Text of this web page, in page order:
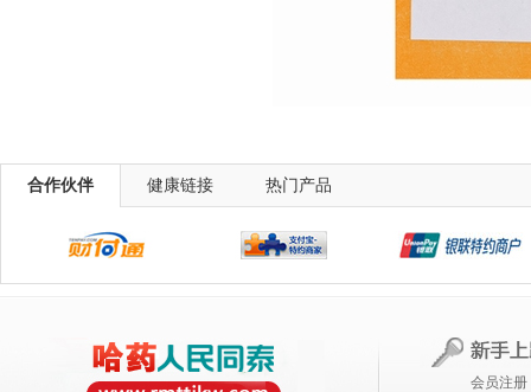
合作伙伴 健康链接 热门产品
会员注册